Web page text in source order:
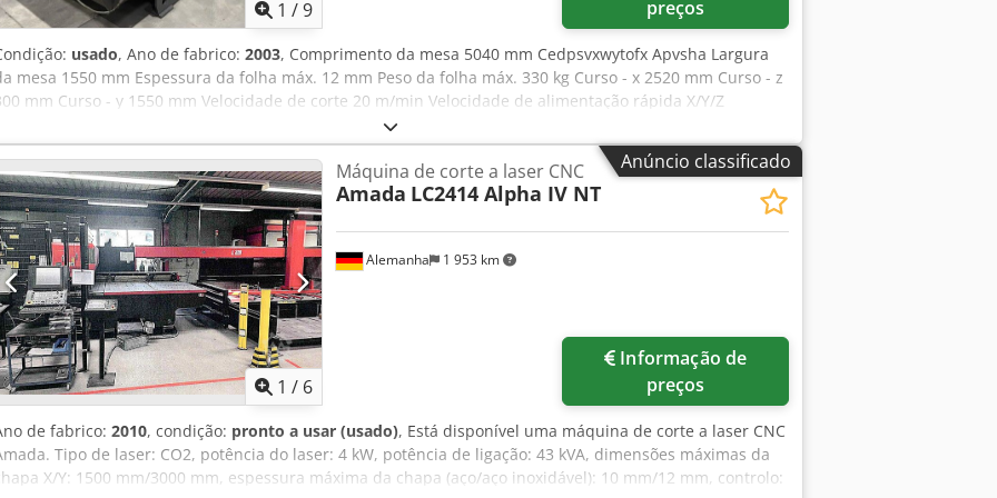
1 /9
preços
usado, Ano de fabrico: 2003, Comprimento da mesa 5040 mm Cedpsvxwytofx Apvsha Largura
mesa 1550 mm Espessura da folha máx. 12 mm Peso da folha máx. 330 kg Curso - x 2520 mm Curso - z
mm Curso - y 1550 mm Velocidade de corte 20 m/min Velocidade de alimentação rápida X/Y/Z
80/80/60 m/min Precisão de posicionamento +-0,01 mm/500 mm Repetibilidade +/- 0,005 mm Altura da
820 mm Tamanho da abertura 550x1550 mm Ar comprimido 6/20 bar Requisito total de energia 10
Peso da máquina aprox. Necessidade de espaço aprox. 2,5x5,7x2,3 m Ventilador turbo substituído às
horas Secador de ar comprimido Alphapac 0015 SP Extracção de fumos de cave tipo Vario T 1.5A
de ar condicionado RIEDEL PC 315.21-NE-LAS Radiação laser dentro da classe 1 A máquina foi
regularmente
Anúncio classificado
1 / 6
Alemanha 1 953 km
Máquina de corte a laser CNC
Amada LC2414 Alpha IV NT
preços
de fabrico: 2010, condição: pronto a usar (usado), Está disponível uma máquina de corte a laser CNC
Tipo de laser: CO2, potência do laser: 4 kW, potência de ligação: 43 kVA, dimensões máximas da
X/Y: 1500 mm/3000 mm, espessura máxima da chapa (aço/aço inoxidável): 10 mm/12 mm, controlo: